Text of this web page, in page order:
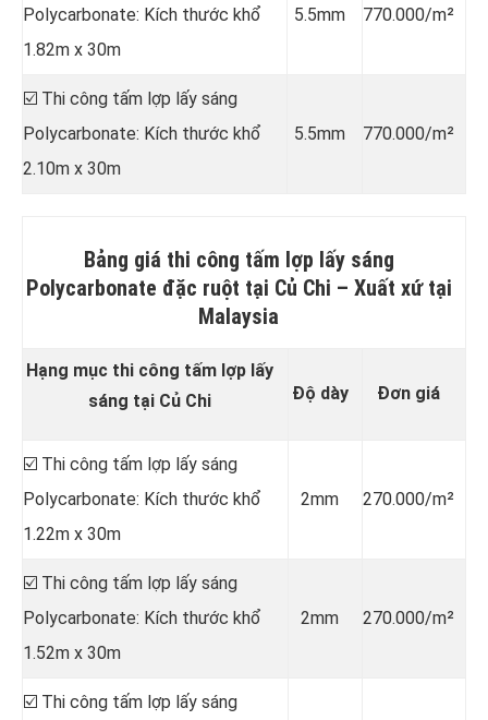
Polycarbonate: Kích thước khổ
1.82m x 30m
5.5mm 770.000/m²
☑️ Thi công tấm lợp lấy sáng
Polycarbonate: Kích thước khổ
2.10m x 30m
5.5mm 770.000/m²
Bảng giá thi công tấm lợp lấy sáng
Polycarbonate đặc ruột tại Củ Chi – Xuất xứ tại
Malaysia
Hạng mục thi công tấm lợp lấy
sáng tại Củ Chi
Độ dày Đơn giá
☑️ Thi công tấm lợp lấy sáng
Polycarbonate: Kích thước khổ
1.22m x 30m
2mm 270.000/m²
☑️ Thi công tấm lợp lấy sáng
Polycarbonate: Kích thước khổ
1.52m x 30m
2mm 270.000/m²
☑️ Thi công tấm lợp lấy sáng